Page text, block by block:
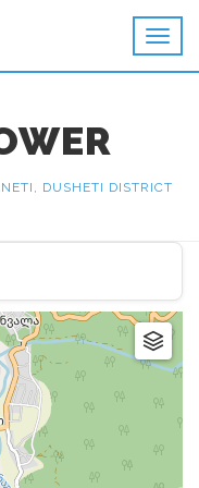
DUSHETI DISTRICT